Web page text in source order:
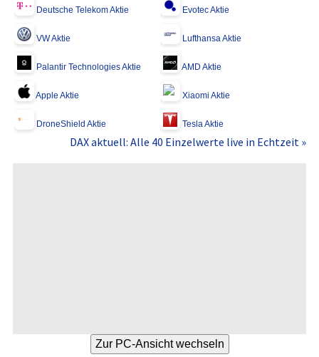
Deutsche Telekom Aktie Evotec Aktie
VW Aktie Lufthansa Aktie
Palantir Technologies Aktie AMD Aktie
Apple Aktie Xiaomi Aktie
DroneShield Aktie Tesla Aktie
DAX aktuell: Alle 40 Einzelwerte live in Echtzeit »